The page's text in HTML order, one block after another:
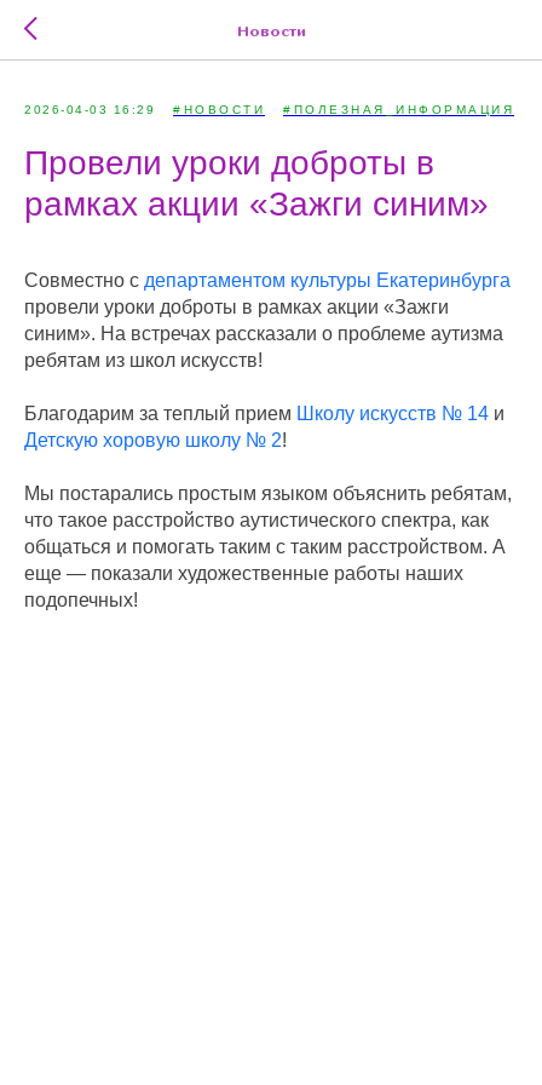
Новости
2026-04-03 16:29 #НОВОСТИ #ПОЛЕЗНАЯ_ИНФОРМАЦИЯ
Провели уроки доброты в
рамках акции «Зажги синим»
Совместно с департаментом культуры Екатеринбурга
провели уроки доброты в рамках акции «Зажги
синим». На встречах рассказали о проблеме аутизма
ребятам из школ искусств!
Благодарим за теплый прием Школу искусств № 14 и
Детскую хоровую школу № 2!
Мы постарались простым языком объяснить ребятам,
что такое расстройство аутистического спектра, как
общаться и помогать таким с таким расстройством. А
еще — показали художественные работы наших
подопечных!